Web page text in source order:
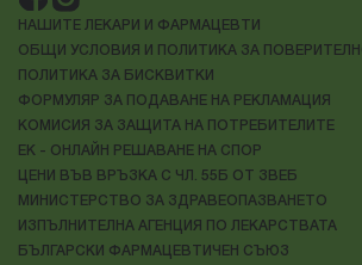
НАШИТЕ ЛЕКАРИ И ФАРМАЦЕВТИ
ОБЩИ УСЛОВИЯ И ПОЛИТИКА ЗА
ПОЛИТИКА ЗА БИСКВИТКИ
ФОРМУЛЯР ЗА ПОДАВАНЕ НА РЕКЛАМАЦИЯ
КОМИСИЯ ЗА ЗАЩИТА НА ПОТРЕБИТЕЛИТЕ
ЕК - ОНЛАЙН РЕШАВАНЕ НА СПОР
ЦЕНИ ВЪВ ВРЪЗКА С ЧЛ. 55Б ОТ ЗВЕБ
МИНИСТЕРСТВО ЗА ЗДРАВЕОПАЗВАНЕТО
ИЗПЪЛНИТЕЛНА АГЕНЦИЯ ПО ЛЕКАРСТВАТА
БЪЛГАРСКИ ФАРМАЦЕВТИЧЕН СЪЮЗ